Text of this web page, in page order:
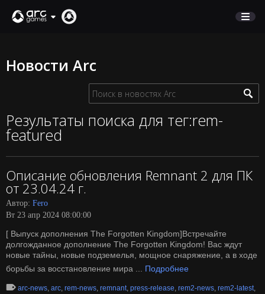
ПОДДЕРЖКА
Français
Italiano
Pусский
Español
Новости Arc
Результаты поиска для тег:rem-
featured
Описание обновления Remnant 2 для ПК
от 23.04.24 г.
Автор: Fero
Вт 23 апр 2024 08:00:00
[ Выпуск дополнения The Forgotten Kingdom]Встречайте
долгожданное дополнение The Forgotten Kingdom! Вас ждут
новые тайны, новые подземелья, мощное снаряжение, а в ходе
борьбы за восстановление мира ... Подробнее
arc-news, arc, rem-news, remnant, press-release, rem2-news, rem2-latest,